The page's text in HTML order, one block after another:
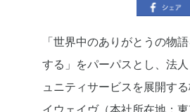
「世界中のありがとうの物
する」をパーパスとし、法
ュニティサービスを展開す